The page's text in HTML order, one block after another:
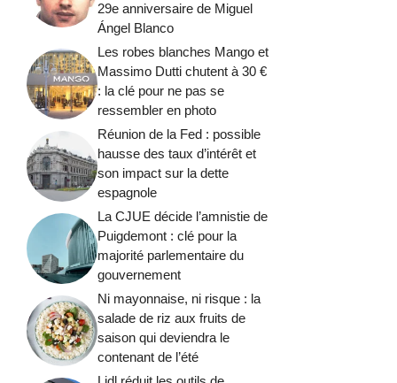
29e anniversaire de Miguel
Ángel Blanco
Les robes blanches Mango et
Massimo Dutti chutent à 30 €
: la clé pour ne pas se
ressembler en photo
Réunion de la Fed : possible
hausse des taux d’intérêt et
son impact sur la dette
espagnole
La CJUE décide l’amnistie de
Puigdemont : clé pour la
majorité parlementaire du
gouvernement
Ni mayonnaise, ni risque : la
salade de riz aux fruits de
saison qui deviendra le
contenant de l’été